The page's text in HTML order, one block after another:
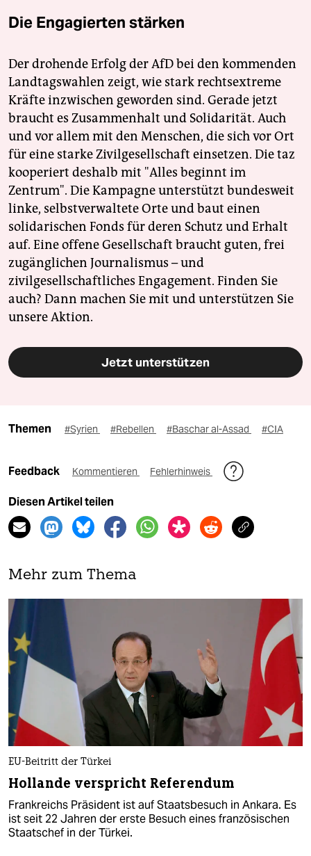
Die Engagierten stärken
Der drohende Erfolg der AfD bei den kommenden
Landtagswahlen zeigt, wie stark rechtsextreme
Kräfte inzwischen geworden sind. Gerade jetzt
braucht es Zusammenhalt und Solidarität. Auch
und vor allem mit den Menschen, die sich vor Ort
für eine starke Zivilgesellschaft einsetzen. Die taz
kooperiert deshalb mit "Alles beginnt im
Zentrum". Die Kampagne unterstützt bundesweit
linke, selbstverwaltete Orte und baut einen
solidarischen Fonds für deren Schutz und Erhalt
auf. Eine offene Gesellschaft braucht guten, frei
zugänglichen Journalismus – und
zivilgesellschaftliches Engagement. Finden Sie
auch? Dann machen Sie mit und unterstützen Sie
unsere Aktion.
Jetzt unterstützen
Themen #Syrien #Rebellen #Baschar al-Assad #CIA
Feedback Kommentieren Fehlerhinweis
Diesen Artikel teilen
Mehr zum Thema
EU-Beitritt der Türkei
Hollande verspricht Referendum
Frankreichs Präsident ist auf Staatsbesuch in Ankara. Es
ist seit 22 Jahren der erste Besuch eines französischen
Staatschef in der Türkei.